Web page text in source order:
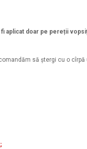
aplicat doar pe pereții
să ștergi cu o cîrpă